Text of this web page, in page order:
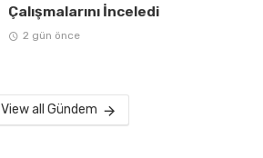
Çalışmalarını İnceledi
2 gün önce
View all Gündem